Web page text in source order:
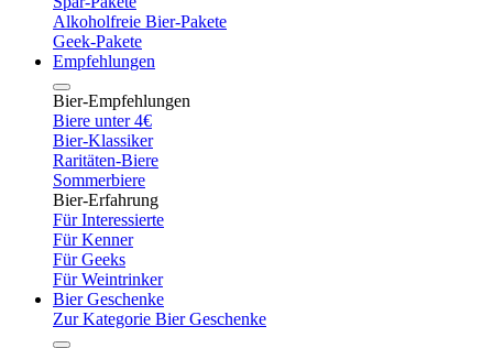
Alkoholfreie Bier-Pakete
Geek-Pakete
Empfehlungen
Bier-Empfehlungen
Biere unter 4€
Bier-Klassiker
Raritäten-Biere
Sommerbiere
Bier-Erfahrung
Für Interessierte
Für Kenner
Für Geeks
Für Weintrinker
Bier Geschenke
Zur Kategorie Bier Geschenke